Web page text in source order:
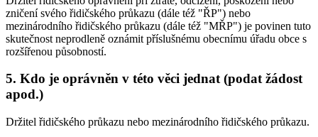
zničení svého řidičského průkazu (dále též "ŘP") nebo
mezinárodního řidičského průkazu (dále též "MŘP") je povinen tuto
skutečnost neprodleně oznámit příslušnému obecnímu úřadu obce s
rozšířenou působností.
5. Kdo je oprávněn v této věci jednat (podat žádost
apod.)
Držitel řidičského průkazu nebo mezinárodního řidičského průkazu.